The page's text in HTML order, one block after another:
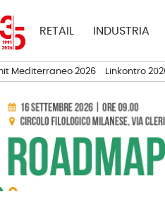
RETAIL INDUSTRIA
Mediterraneo 2026 Linkontro